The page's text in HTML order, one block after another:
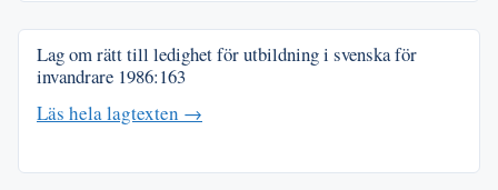
Lag om rätt till ledighet för utbildning i svenska för
invandrare 1986:163
Läs hela lagtexten →